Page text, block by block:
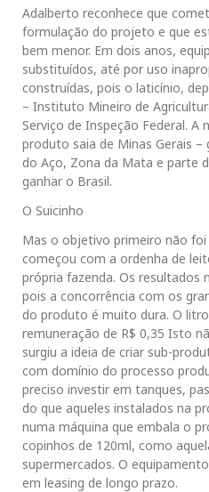
Adalberto reconhece que
formulação do projeto e que
bem menor. Em dois anos,
substituídos, até por uso
construídas, pois o laticínio,
– Instituto Mineiro de
Serviço de Inspeção Federal. A
produto saia de Minas Gerais
do Aço, Zona da Mata e parte
ganhar o Brasil.
O Suicinho
Mas o objetivo primeiro não
começou com a ordenha de
própria fazenda. Os resultados
pois a concorrência com os
do produto é muito dura. O
remuneração de R$ 0,35 Isto
surgiu a ideia de criar sub-
com domínio do processo
preciso investir em tanques,
do que aqueles instalados na
numa máquina que embala o
copinhos de 120ml, como
supermercados. O
em leasing de longo prazo.